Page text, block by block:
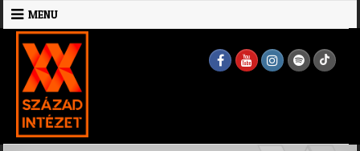
Skip
to
content
MENU